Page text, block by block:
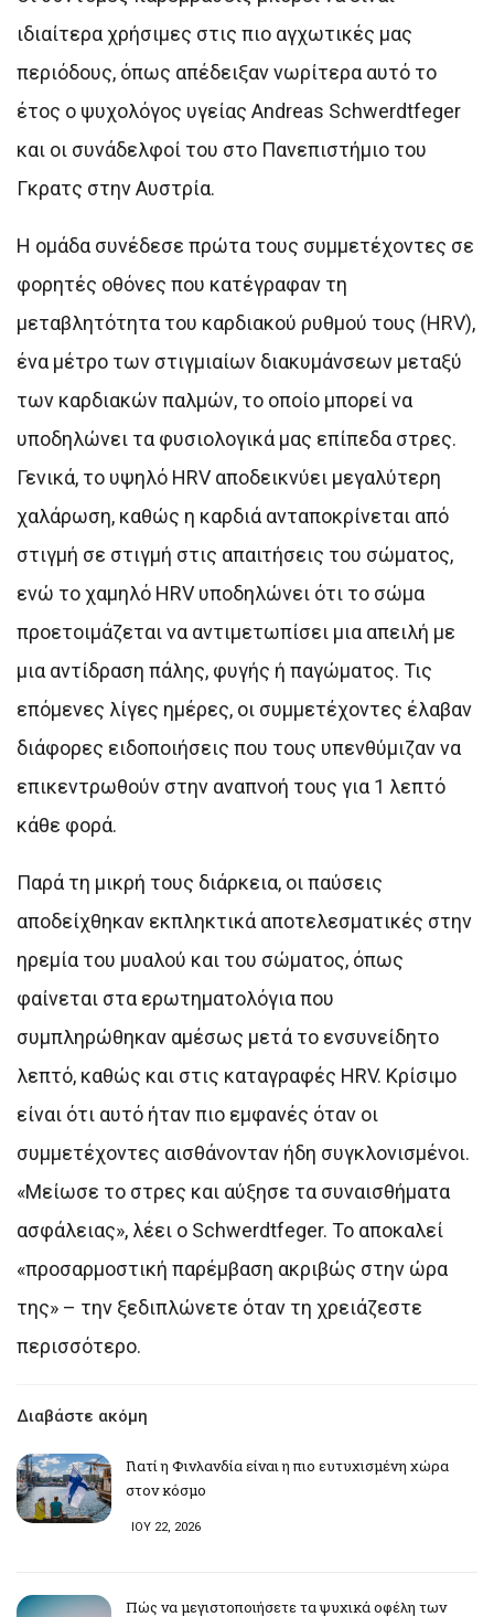
ιδιαίτερα χρήσιμες στις πιο αγχωτικές μας
περιόδους, όπως απέδειξαν νωρίτερα αυτό το
έτος ο ψυχολόγος υγείας Andreas Schwerdtfeger
και οι συνάδελφοί του στο Πανεπιστήμιο του
Γκρατς στην Αυστρία.
Η ομάδα συνέδεσε πρώτα τους συμμετέχοντες σε
φορητές οθόνες που κατέγραφαν τη
μεταβλητότητα του καρδιακού ρυθμού τους (HRV),
ένα μέτρο των στιγμιαίων διακυμάνσεων μεταξύ
των καρδιακών παλμών, το οποίο μπορεί να
υποδηλώνει τα φυσιολογικά μας επίπεδα στρες.
Γενικά, το υψηλό HRV αποδεικνύει μεγαλύτερη
χαλάρωση, καθώς η καρδιά ανταποκρίνεται από
στιγμή σε στιγμή στις απαιτήσεις του σώματος,
ενώ το χαμηλό HRV υποδηλώνει ότι το σώμα
προετοιμάζεται να αντιμετωπίσει μια απειλή με
μια αντίδραση πάλης, φυγής ή παγώματος. Τις
επόμενες λίγες ημέρες, οι συμμετέχοντες έλαβαν
διάφορες ειδοποιήσεις που τους υπενθύμιζαν να
επικεντρωθούν στην αναπνοή τους για 1 λεπτό
κάθε φορά.
Παρά τη μικρή τους διάρκεια, οι παύσεις
αποδείχθηκαν εκπληκτικά αποτελεσματικές στην
ηρεμία του μυαλού και του σώματος, όπως
φαίνεται στα ερωτηματολόγια που
συμπληρώθηκαν αμέσως μετά το ενσυνείδητο
λεπτό, καθώς και στις καταγραφές HRV. Κρίσιμο
είναι ότι αυτό ήταν πιο εμφανές όταν οι
συμμετέχοντες αισθάνονταν ήδη συγκλονισμένοι.
«Μείωσε το στρες και αύξησε τα συναισθήματα
ασφάλειας», λέει ο Schwerdtfeger. Το αποκαλεί
«προσαρμοστική παρέμβαση ακριβώς στην ώρα
της» – την ξεδιπλώνετε όταν τη χρειάζεστε
περισσότερο.
Διαβάστε ακόμη
Γιατί η Φινλανδία είναι η πιο ευτυχισμένη χώρα
στον κόσμο
ΙΟΥ 22, 2026
Πώς να μεγιστοποιήσετε τα ψυχικά οφέλη των